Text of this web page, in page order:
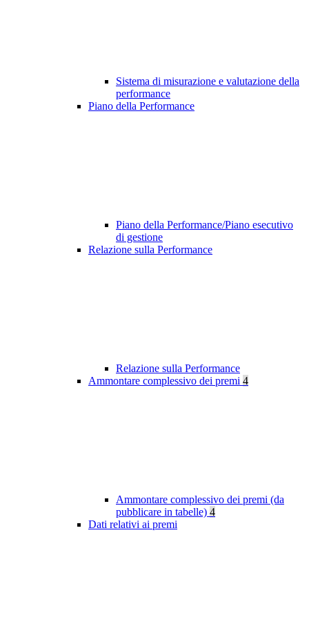
Sistema di misurazione e valutazione della
performance
Piano della Performance
Piano della Performance/Piano esecutivo
di gestione
Relazione sulla Performance
Relazione sulla Performance
Ammontare complessivo dei premi 4
Ammontare complessivo dei premi (da
pubblicare in tabelle) 4
Dati relativi ai premi